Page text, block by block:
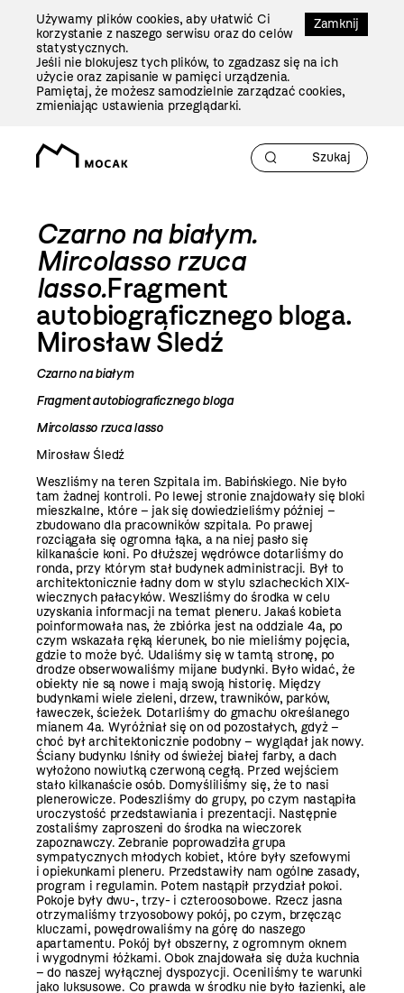
Zamknij
Używamy plików cookies, aby ułatwić Ci
korzystanie z naszego serwisu oraz do celów
statystycznych.
Jeśli nie blokujesz tych plików, to zgadzasz się na ich
użycie oraz zapisanie w pamięci urządzenia.
Pamiętaj, że możesz samodzielnie zarządzać cookies,
zmieniając ustawienia przeglądarki.
Czarno na białym.
Mircolasso rzuca
lasso.Fragment
autobiograficznego bloga.
Mirosław Śledź
Czarno na białym
Fragment autobiograficznego bloga
Mircolasso rzuca lasso
Mirosław Śledź
Weszliśmy na teren Szpitala im. Babińskiego. Nie było
tam żadnej kontroli. Po lewej stronie znajdowały się bloki
mieszkalne, które – jak się dowiedzieliśmy później –
zbudowano dla pracowników szpitala. Po prawej
rozciągała się ogromna łąka, a na niej pasło się
kilkanaście koni. Po dłuższej wędrówce dotarliśmy do
ronda, przy którym stał budynek administracji. Był to
architektonicznie ładny dom w stylu szlacheckich XIX-
wiecznych pałacyków. Weszliśmy do środka w celu
uzyskania informacji na temat pleneru. Jakaś kobieta
poinformowała nas, że zbiórka jest na oddziale 4a, po
czym wskazała ręką kierunek, bo nie mieliśmy pojęcia,
gdzie to może być. Udaliśmy się w tamtą stronę, po
drodze obserwowaliśmy mijane budynki. Było widać, że
obiekty nie są nowe i mają swoją historię. Między
budynkami wiele zieleni, drzew, trawników, parków,
ławeczek, ścieżek. Dotarliśmy do gmachu określanego
mianem 4a. Wyróżniał się on od pozostałych, gdyż –
choć był architektonicznie podobny – wyglądał jak nowy.
Ściany budynku lśniły od świeżej białej farby, a dach
wyłożono nowiutką czerwoną cegłą. Przed wejściem
stało kilkanaście osób. Domyśliliśmy się, że to nasi
plenerowicze. Podeszliśmy do grupy, po czym nastąpiła
uroczystość przedstawiania i prezentacji. Następnie
zostaliśmy zaproszeni do środka na wieczorek
zapoznawczy. Zebranie poprowadziła grupa
sympatycznych młodych kobiet, które były szefowymi
i opiekunkami pleneru. Przedstawiły nam ogólne zasady,
program i regulamin. Potem nastąpił przydział pokoi.
Pokoje były dwu-, trzy- i czteroosobowe. Rzecz jasna
otrzymaliśmy trzyosobowy pokój, po czym, brzęcząc
kluczami, powędrowaliśmy na górę do naszego
apartamentu. Pokój był obszerny, z ogromnym oknem
i wygodnymi łóżkami. Obok znajdowała się duża kuchnia
– do naszej wyłącznej dyspozycji. Oceniliśmy te warunki
jako luksusowe. Co prawda w środku nie było łazienki, ale